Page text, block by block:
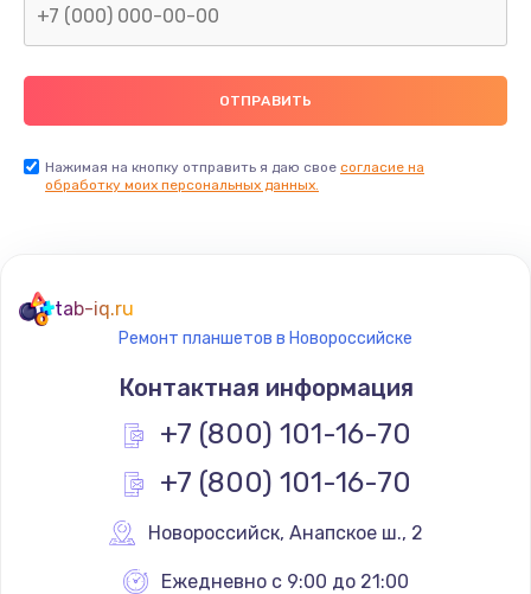
Ремонт пищалок(твитеров)
900 руб.
Заказать
1795 руб.
Заказать
Ремонт разъема питания
1120 руб.
Заказать
Нажимая на кнопку отправить я даю свое согласие на
обработку моих персональных данных.
tab-iq.ru
Ремонт планшетов в Новороссийске
Контактная информация
+7 (800) 101-16-70
+7 (800) 101-16-70
Новороссийск, Анапское ш., 2
Ежедневно с 9:00 до 21:00